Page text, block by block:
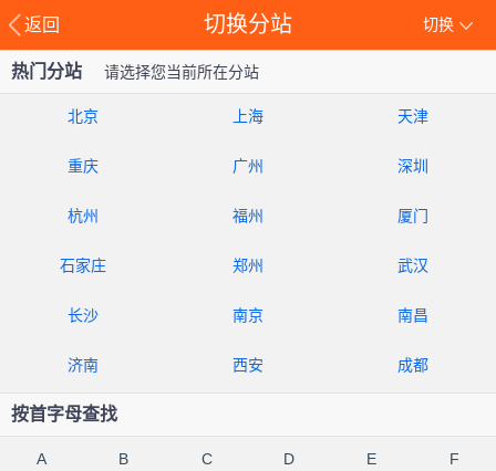
返回 切换
切换分站
热门分站 请选择您当前所在分站
北京 上海 天津
重庆 广州 深圳
杭州 福州 厦门
石家庄 郑州 武汉
长沙 南京 南昌
济南 西安 成都
按首字母查找
A B C D E F